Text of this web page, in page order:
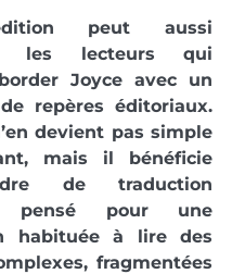
peut aussi
les lecteurs qui
Joyce avec un
repères éditoriaux.
devient pas simple
mais il bénéficie
de traduction
pensé pour une
habituée à lire des
fragmentées